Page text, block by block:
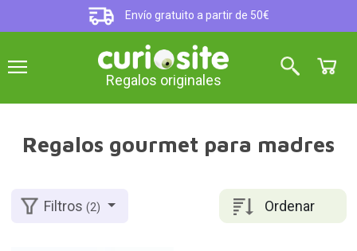
Envío gratuito a partir de 50€
Regalos originales
Regalos gourmet para madres
Ordenar
Filtros(2)